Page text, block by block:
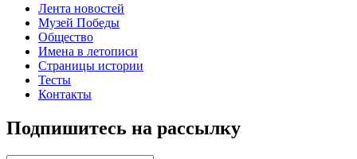
Лента новостей
Музей Победы
Общество
Имена в летописи
Страницы истории
Тесты
Контакты
Подпишитесь на рассылку